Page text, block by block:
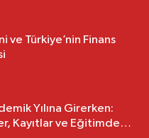
ve Türkiye’nin Finans
Yılına Girerken:
Kayıtlar ve Eğitimde